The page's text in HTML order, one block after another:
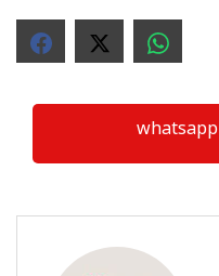
whatsapp